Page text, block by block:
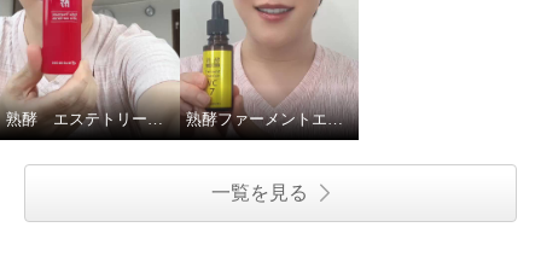
熟酵 エステトリートメント オールインワンセラム 熟酵ファーメントエッセンスVC7
一覧を見る